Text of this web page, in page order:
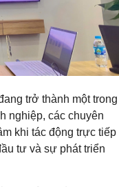
trở thành một trong
nghiệp, các chuyên
khi tác động trực tiếp
tư và sự phát triển